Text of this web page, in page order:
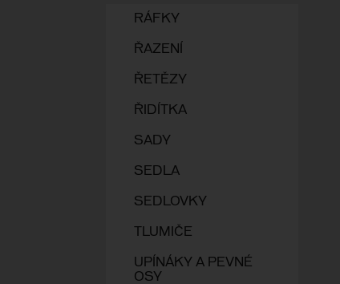
RÁFKY
ŘAZENÍ
ŘETĚZY
ŘIDÍTKA
SADY
SEDLA
SEDLOVKY
TLUMIČE
UPÍNÁKY A PEVNÉ
OSY